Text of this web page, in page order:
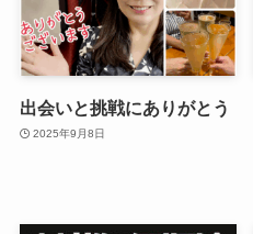
出会いと挑戦にありがとう
2025年9月8日